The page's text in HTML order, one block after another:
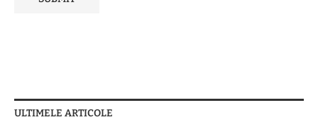
ULTIMELE ARTICOLE